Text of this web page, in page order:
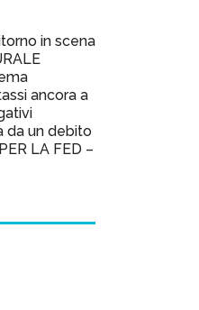
in scena
ancora a
da un debito
LA FED –